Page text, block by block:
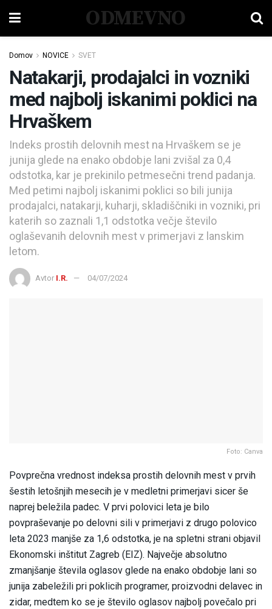
ODMEVNO
Domov NOVICE SVET
Natakarji, prodajalci in vozniki
med najbolj iskanimi poklici na
Hrvaškem
Indeks prostih delovnih mest na Hrvaškem se je
junija glede na enako obdobje lani zvišal za 0,4
odstotka, kar je prekinilo petmesečni trend padanja.
Med petimi najbolj iskanimi poklici so bili junija
prodajalci, natakarji, kuharji, skladiščniki in vozniki, pri
katerih so zaznali 1,1 odstotka večje število
oglaševanih delovnih mest v primerjavi z lanskim
letom.
Avtor I.R. 04/07/2024
Foto: Canva
Povprečna vrednost indeksa prostih delovnih mest v prvih
šestih letošnjih mesecih je v medletni primerjavi sicer še
naprej beležila padec. V prvi polovici leta je bilo
povpraševanje po delovni sili v primerjavi z drugo polovico
leta 2023 manjše za 1,6 odstotka, je na spletni strani objavil
Ekonomski inštitut Zagreb (EIZ). Največje absolutno
zmanjšanje števila oglasov glede na enako obdobje lani so
junija zabeležili pri poklicih programer, proizvodni delavec in
zidar, medtem ko se je število oglasov najbolj povečalo pri